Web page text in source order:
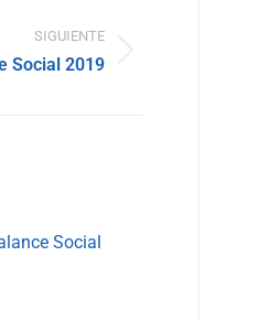
SIGUIENTE
Social 2019
Social